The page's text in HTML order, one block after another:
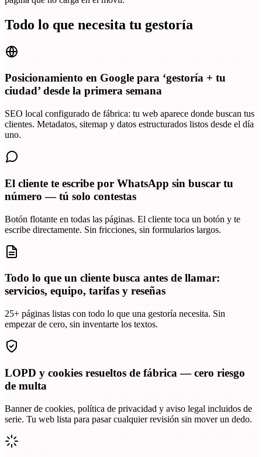
Todo lo que necesita tu gestoría
Posicionamiento en Google para ‘gestoría + tu
ciudad’ desde la primera semana
SEO local configurado de fábrica: tu web aparece donde buscan tus
clientes. Metadatos, sitemap y datos estructurados listos desde el día
uno.
El cliente te escribe por WhatsApp sin buscar tu
número — tú solo contestas
Botón flotante en todas las páginas. El cliente toca un botón y te
escribe directamente. Sin fricciones, sin formularios largos.
Todo lo que un cliente busca antes de llamar:
servicios, equipo, tarifas y reseñas
25+ páginas listas con todo lo que una gestoría necesita. Sin
empezar de cero, sin inventarte los textos.
LOPD y cookies resueltos de fábrica — cero riesgo
de multa
Banner de cookies, política de privacidad y aviso legal incluidos de
serie. Tu web lista para pasar cualquier revisión sin mover un dedo.